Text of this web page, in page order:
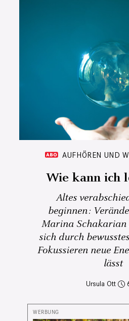
AUFHÖREN UND
Wie kann ich
Altes
beginnen:
Marina Schakarian
sich durch
Fokussieren neue
lässt
Ursula Ott